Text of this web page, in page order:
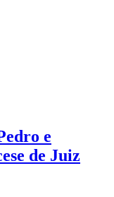
e
de Juiz